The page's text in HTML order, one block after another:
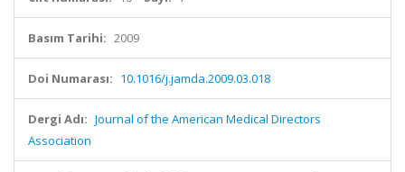
Basım Tarihi: 2009
Doi Numarası: 10.1016/j.jamda.2009.03.018
Dergi Adı: Journal of the American Medical Directors
Association